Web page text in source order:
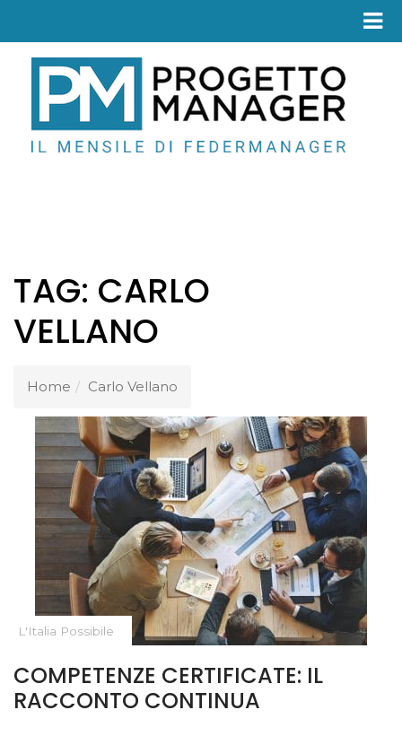
TAG: CARLO
VELLANO
Home Carlo Vellano
L'Italia Possibile
COMPETENZE CERTIFICATE: IL
RACCONTO CONTINUA